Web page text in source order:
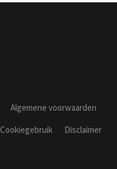
Algemene voorwaarden
Cookiegebruik
Disclaimer